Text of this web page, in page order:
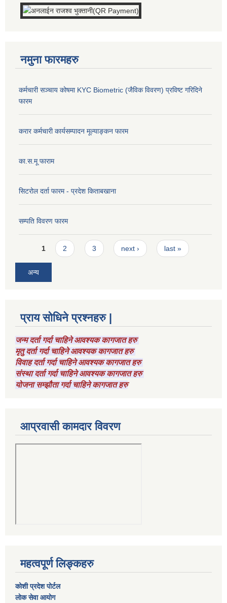
नमुना फारमहरु
कर्मचारी सञ्चाय कोषमा KYC Biometric (जैविक विवरण) प्रविष्ट गरिदिने
फारम
करार कर्मचारी कार्यसम्पादन मूल्याङ्कन फारम
का.स.मू फाराम
सिटरोल दर्ता फारम - प्रदेश किताबखाना
सम्पति विवरण फारम
Pages
1 2 3 next › last »
अन्य
प्राय सोधिने प्रश्नहरु |
जन्म दर्ता गर्दा चाहिने आवश्यक कागजात हरु
मृतु दर्ता गर्दा चाहिने आवश्यक कागजात हरु
विवाह दर्ता गर्दा चाहिने आवश्यक कागजात हरु
संस्था दर्ता गर्दा चाहिने आवश्यक कागजात हरु
योजना सम्झौता गर्दा चाहिने कागजात हरु
आप्रवासी कामदार विवरण
महत्वपूर्ण लिङ्कहरु
कोशी प्रदेश पोर्टल
लाेक सेवा आयाेग